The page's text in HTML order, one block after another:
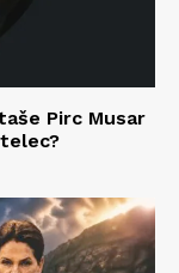
Pirc Musar